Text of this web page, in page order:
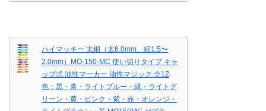
ハイマッキー 太細（太6.0mm、細1.5〜
2.0mm）MO-150-MC 使い切りタイプ キャ
ップ式 油性マーカー 油性マジック 全12
色：黒・青・ライトブルー・緑・ライトグ
リーン・黄・ピンク・紫・赤・オレンジ・